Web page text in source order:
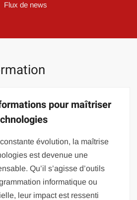
Flux de news
pour maîtriser
évolution, la maîtrise
est devenue une
Qu’il s’agisse d’outils
informatique ou
leur impact est ressenti